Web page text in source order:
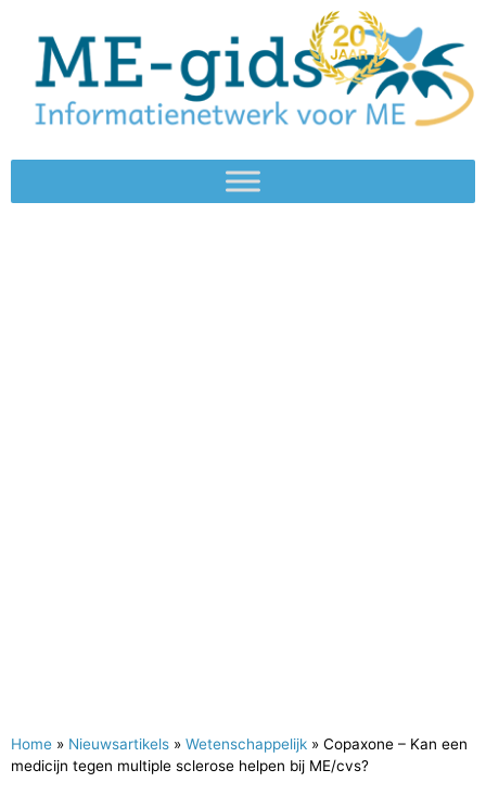
Home » Nieuwsartikels » Wetenschappelijk » Copaxone – Kan een
medicijn tegen multiple sclerose helpen bij ME/cvs?